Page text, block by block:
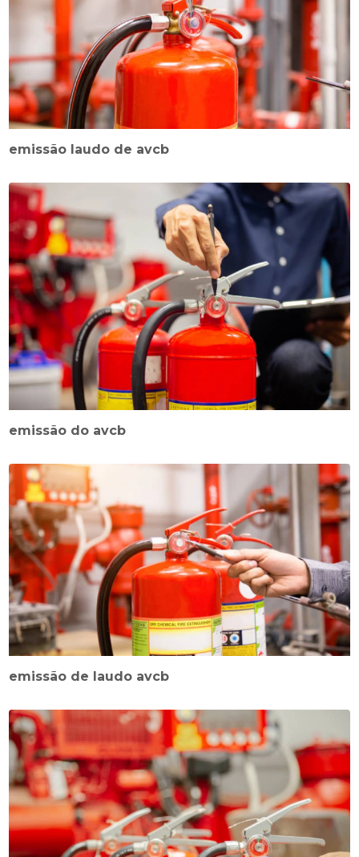
emissão laudo de avcb
emissão do avcb
emissão de laudo avcb